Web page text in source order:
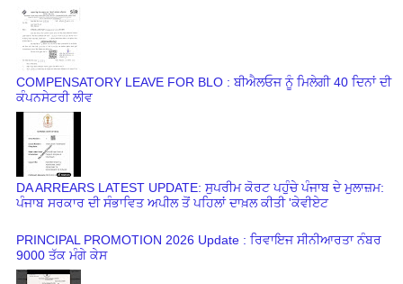
COMPENSATORY LEAVE FOR BLO : ਬੀਐਲਓਜ ਨੂੰ ਮਿਲੇਗੀ 40 ਦਿਨਾਂ ਦੀ
ਕੰਪਨਸੇਟਰੀ ਲੀਵ
DA ARREARS LATEST UPDATE: ਸੁਪਰੀਮ ਕੋਰਟ ਪਹੁੰਚੇ ਪੰਜਾਬ ਦੇ ਮੁਲਾਜ਼ਮ:
ਪੰਜਾਬ ਸਰਕਾਰ ਦੀ ਸੰਭਾਵਿਤ ਅਪੀਲ ਤੋਂ ਪਹਿਲਾਂ ਦਾਖ਼ਲ ਕੀਤੀ 'ਕੇਵੀਏਟ
PRINCIPAL PROMOTION 2026 Update : ਰਿਵਾਇਜ ਸੀਨੀਆਰਤਾ ਨੰਬਰ
9000 ਤੱਕ ਮੰਗੇ ਕੇਸ